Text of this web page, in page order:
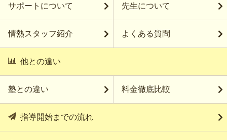
サポートについて 先生について
情熱スタッフ紹介 よくある質問
他との違い
塾との違い 料金徹底比較
指導開始までの流れ